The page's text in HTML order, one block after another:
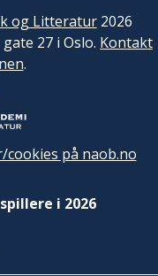
og Litteratur2026
27 i Oslo. Kontakt
.
på naob.no
i 2026